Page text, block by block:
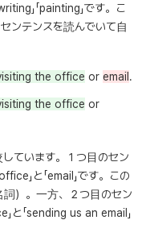
」「painting」です。こ
ンテンスを読んでいて自
the office or email .
the office or
ています。１つ目のセン
」と「email」です。この
詞）。一方、２つ目のセン
と「sending us an email」